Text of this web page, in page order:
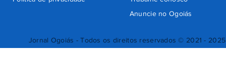
Jornal Ogoiás - Todos os direitos reservados © 2021 - 2025
Anuncie no Ogoiás